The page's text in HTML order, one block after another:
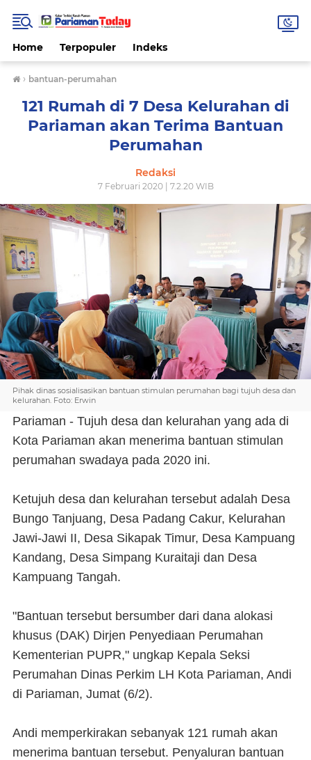
Home Terpopuler Indeks
› bantuan-perumahan
121 Rumah di 7 Desa Kelurahan di
Pariaman akan Terima Bantuan
Perumahan
Redaksi
7 Februari 2020 | 7.2.20 WIB
Pihak dinas sosialisasikan bantuan stimulan perumahan bagi tujuh desa dan
kelurahan. Foto: Erwin
Pariaman - Tujuh desa dan kelurahan yang ada di
Kota Pariaman akan menerima bantuan stimulan
perumahan swadaya pada 2020 ini.
Ketujuh desa dan kelurahan tersebut adalah Desa
Bungo Tanjuang, Desa Padang Cakur, Kelurahan
Jawi-Jawi II, Desa Sikapak Timur, Desa Kampuang
Kandang, Desa Simpang Kuraitaji dan Desa
Kampuang Tangah.
"Bantuan tersebut bersumber dari dana alokasi
khusus (DAK) Dirjen Penyediaan Perumahan
Kementerian PUPR," ungkap Kepala Seksi
Perumahan Dinas Perkim LH Kota Pariaman, Andi
di Pariaman, Jumat (6/2).
Andi memperkirakan sebanyak 121 rumah akan
menerima bantuan tersebut. Penyaluran bantuan